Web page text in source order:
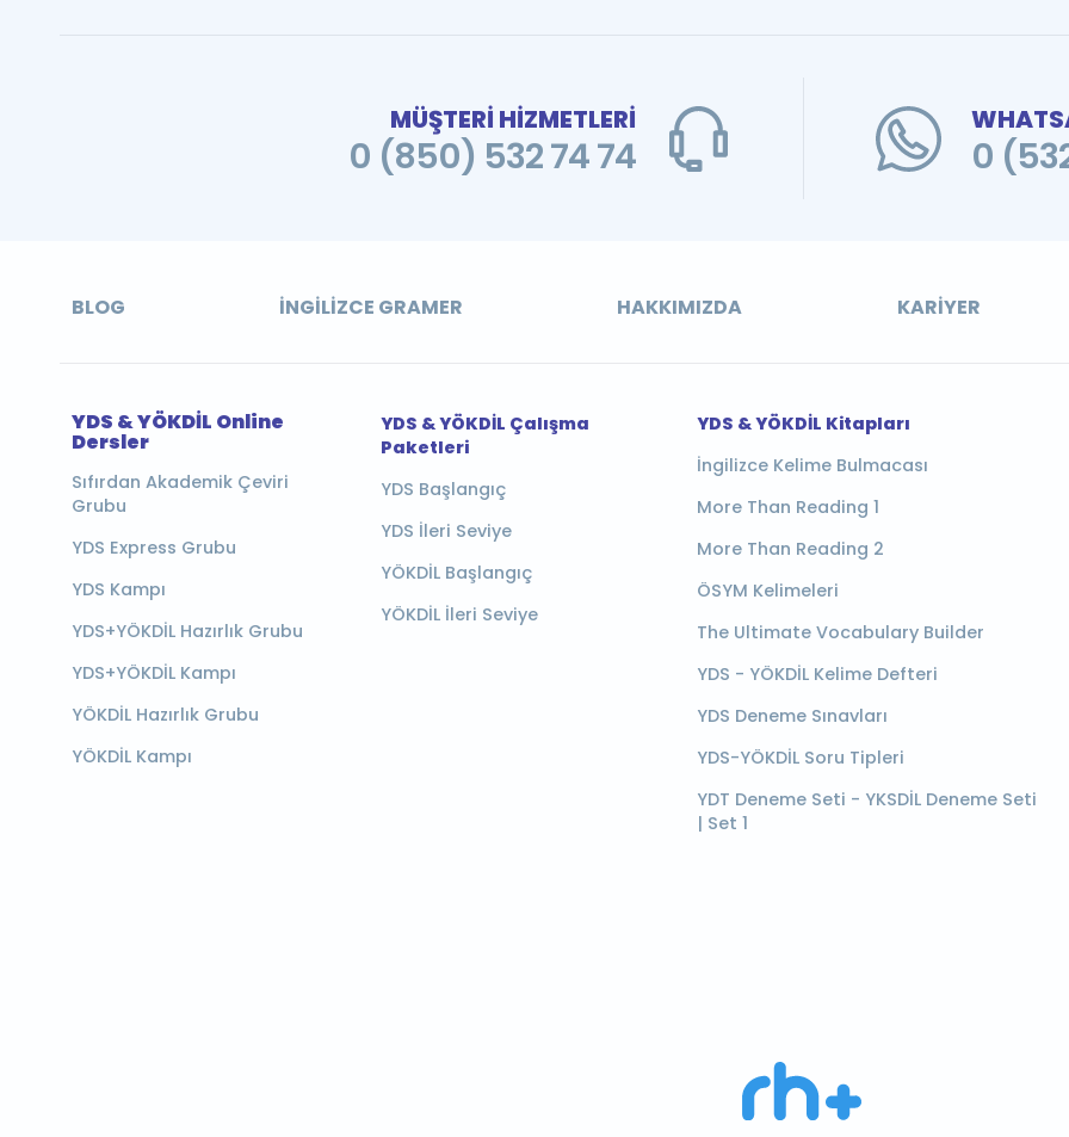
MÜŞTERİ HİZMETLERİ
0 (850) 532 74 74 0
BLOG İNGILIZCE GRAMER HAKKIMIZDA KARIYER
YDS & YÖKDİL Online
Dersler
Sıfırdan Akademik Çeviri
Grubu
YDS Express Grubu
YDS Kampı
YDS+YÖKDİL Hazırlık Grubu
YDS+YÖKDİL Kampı
YÖKDİL Hazırlık Grubu
YÖKDİL Kampı
YDS & YÖKDİL Çalışma
Paketleri
YDS Başlangıç
YDS İleri Seviye
YÖKDİL Başlangıç
YÖKDİL İleri Seviye
YDS & YÖKDİL Kitapları
İngilizce Kelime Bulmacası
More Than Reading 1
More Than Reading 2
ÖSYM Kelimeleri
The Ultimate Vocabulary Builder
YDS - YÖKDİL Kelime Defteri
YDS Deneme Sınavları
YDS-YÖKDİL Soru Tipleri
YDT Deneme Seti - YKSDİL Deneme Seti
| Set 1